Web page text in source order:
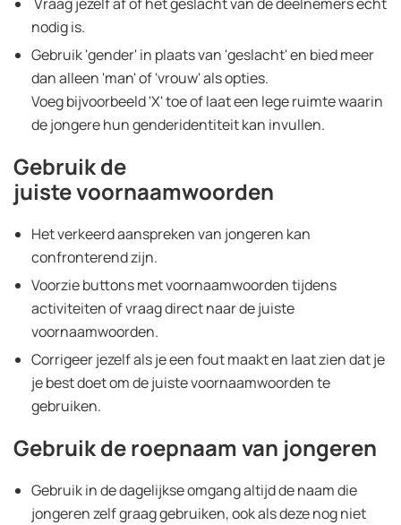
nodig is.
Gebruik 'gender' in plaats van 'geslacht' en bied meer
dan alleen 'man' of 'vrouw' als opties.
Voeg bijvoorbeeld 'X' toe of laat een lege ruimte waarin
de jongere hun genderidentiteit kan invullen.
Gebruik de
juiste voornaamwoorden
Het verkeerd aanspreken van jongeren kan
confronterend zijn.
Voorzie buttons met voornaamwoorden tijdens
activiteiten of vraag direct naar de juiste
voornaamwoorden.
Corrigeer jezelf als je een fout maakt en laat zien dat je
je best doet om de juiste voornaamwoorden te
gebruiken.
Gebruik de roepnaam van jongeren
Gebruik in de dagelijkse omgang altijd de naam die
jongeren zelf graag gebruiken, ook als deze nog niet